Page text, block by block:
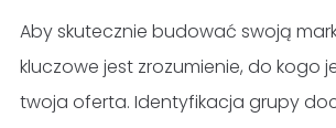
Aby skutecznie budować swoją
kluczowe jest zrozumienie, do kogo
twoja oferta. Identyfikacja grupy